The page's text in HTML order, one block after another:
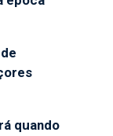
quando